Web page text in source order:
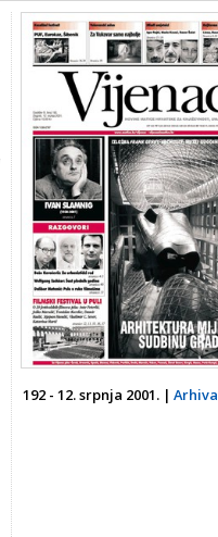
192 - 12. srpnja 2001. | Arhiva